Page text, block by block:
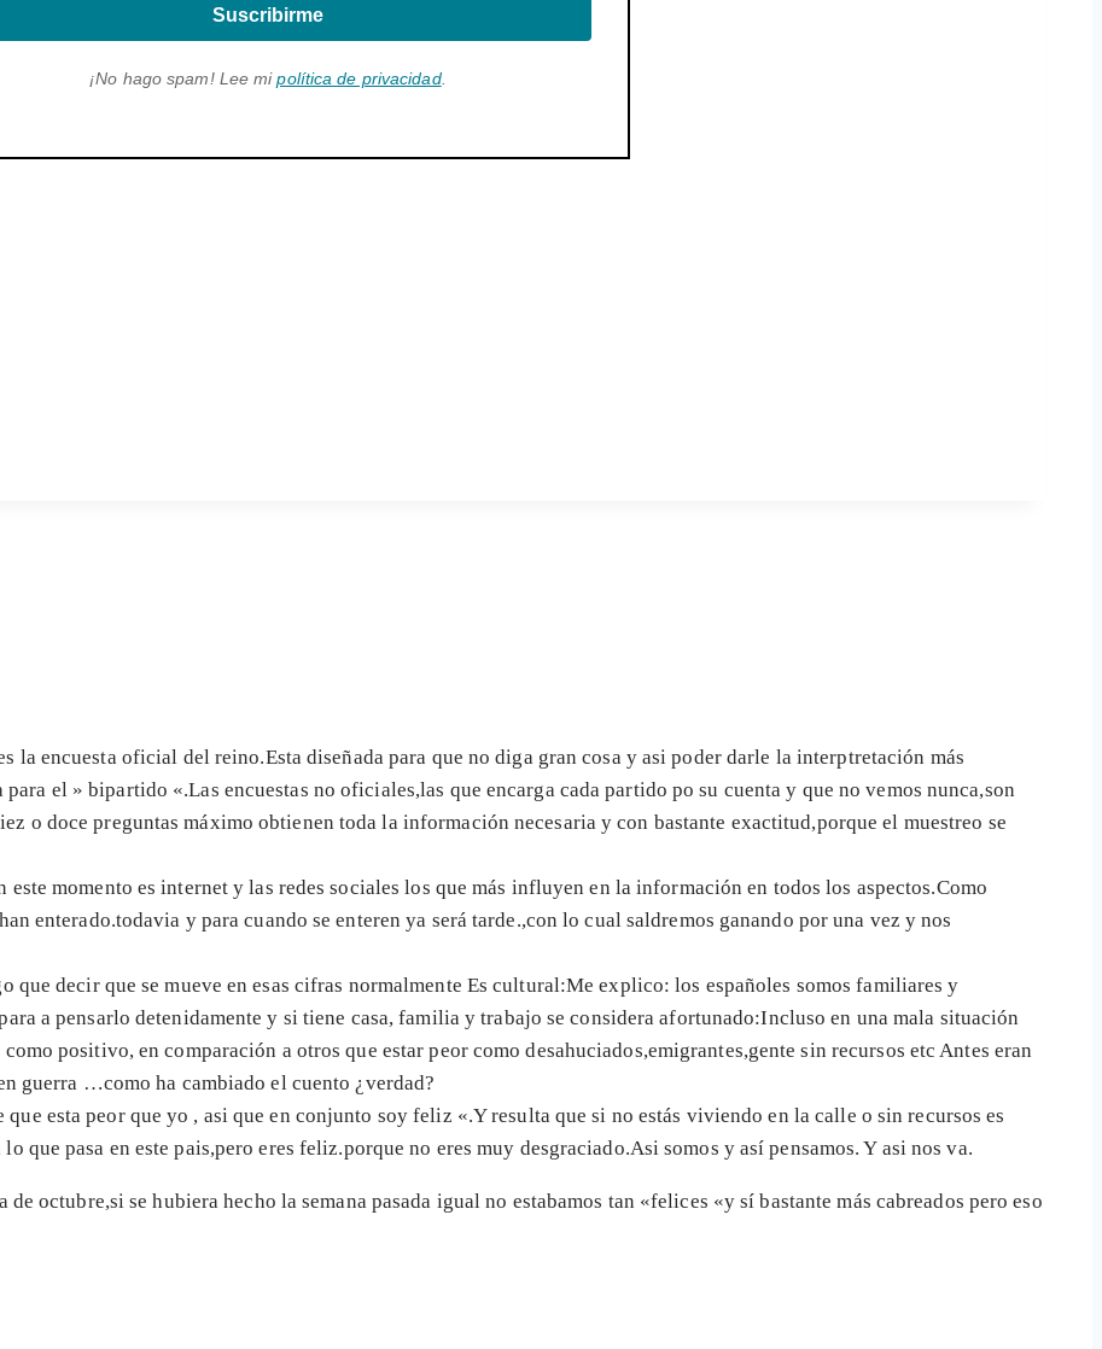
Suscribirme
¡No hago spam! Lee mipolítica de privacidad.
la encuesta oficial del reino.Esta diseñada para que no diga gran cosa y asi poder darle la interptretación más
el » bipartido «.Las encuestas no oficiales,las que encarga cada partido po su cuenta y que no vemos nunca,son
o doce preguntas máximo obtienen toda la información necesaria y con bastante exactitud,porque el muestreo se
este momento es internet y las redes sociales los que más influyen en la información en todos los aspectos.Como
enterado.todavia y para cuando se enteren ya será tarde.,con lo cual saldremos ganando por una vez y nos
que decir que se mueve en esas cifras normalmente Es cultural:Me explico: los españoles somos familiares y
a pensarlo detenidamente y si tiene casa, familia y trabajo se considera afortunado:Incluso en una mala situación
positivo, en comparación a otros que estar peor como desahuciados,emigrantes,gente sin recursos etc Antes eran
guerra …como ha cambiado el cuento ¿verdad?
esta peor que yo , asi que en conjunto soy feliz «.Y resulta que si no estás viviendo en la calle o sin recursos es
que pasa en este pais,pero eres feliz.porque no eres muy desgraciado.Asi somos y así pensamos. Y asi nos va.
octubre,si se hubiera hecho la semana pasada igual no estabamos tan «felices «y sí bastante más cabreados pero eso